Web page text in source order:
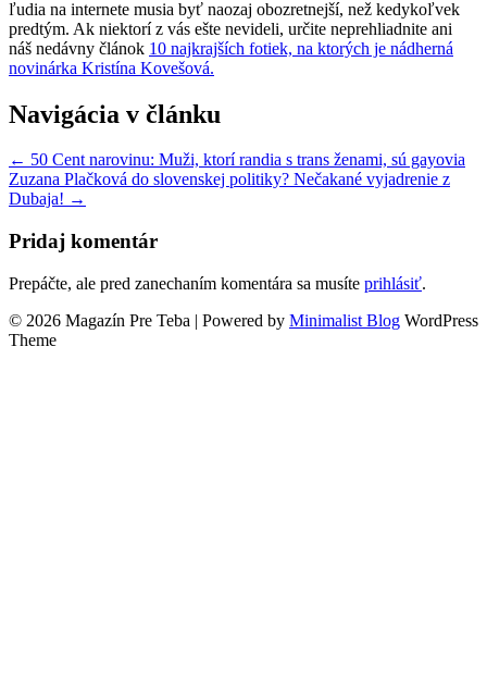
ľudia na internete musia byť naozaj obozretnejší, než kedykoľvek
predtým. Ak niektorí z vás ešte nevideli, určite neprehliadnite ani
náš nedávny článok 10 najkrajších fotiek, na ktorých je nádherná
novinárka Kristína Kovešová.
Navigácia v článku
← 50 Cent narovinu: Muži, ktorí randia s trans ženami, sú gayovia
Zuzana Plačková do slovenskej politiky? Nečakané vyjadrenie z
Dubaja! →
Pridaj komentár
Prepáčte, ale pred zanechaním komentára sa musíte prihlásiť.
© 2026 Magazín Pre Teba | Powered by Minimalist Blog WordPress
Theme